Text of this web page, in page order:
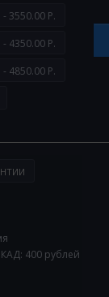
3550.00 Р.
4350.00 Р.
4850.00 Р.
400 рублей